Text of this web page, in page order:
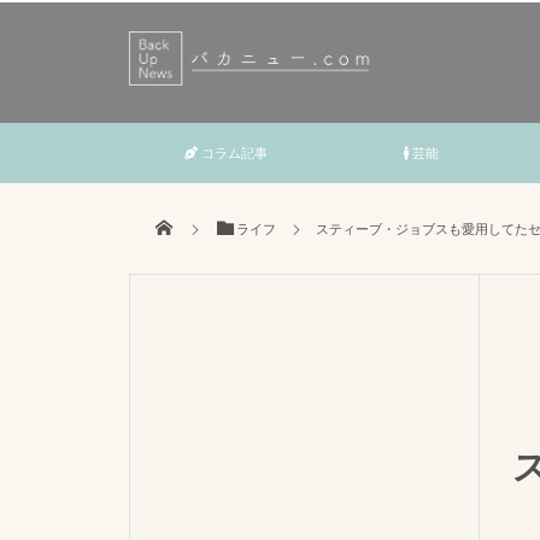
コラム記事 芸能
ライフ スティーブ・ジョブスも愛用してた